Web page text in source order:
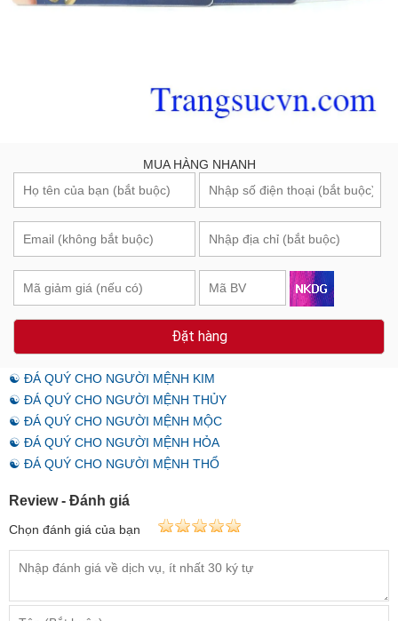
MUA HÀNG NHANH
Đặt hàng
☯ ĐÁ QUÝ CHO NGƯỜI MỆNH KIM
☯ ĐÁ QUÝ CHO NGƯỜI MỆNH THỦY
☯ ĐÁ QUÝ CHO NGƯỜI MỆNH MỘC
☯ ĐÁ QUÝ CHO NGƯỜI MỆNH HỎA
☯ ĐÁ QUÝ CHO NGƯỜI MỆNH THỔ
Review - Đánh giá
Chọn đánh giá của bạn